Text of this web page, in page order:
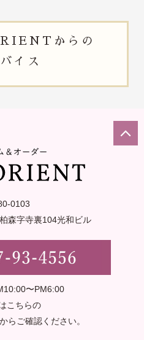
からの
イス
0103
森字寺裏104光和ビル
〜PM6:00
こちらの
からご確認ください。